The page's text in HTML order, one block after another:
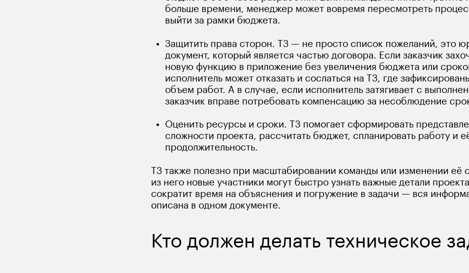
больше времени, менеджер может вовремя пересмотреть
выйти за рамки бюджета.
Защитить права сторон. ТЗ — не просто список пожеланий, это
документ, который является частью договора. Если заказчик
новую функцию в приложение без увеличения бюджета или
исполнитель может отказать и сослаться на ТЗ, где
объем работ. А в случае, если исполнитель затягивает с
заказчик вправе потребовать компенсацию за несоблюдение
Оценить ресурсы и сроки. ТЗ помогает сформировать
сложности проекта, рассчитать бюджет, спланировать работу и
продолжительность.
ТЗ также полезно при масштабировании команды или изменении её
из него новые участники могут быстро узнать важные детали
сократит время на объяснения и погружение в задачи — вся
описана в одном документе.
Кто должен делать техническое